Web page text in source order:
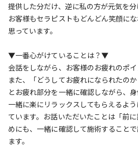
提供した分だけ、逆に私の方が元気を分
お客様もセラピストもどんどん笑顔に
思っています。
▼一番心がけていることは？▼
会話をしながら、お客様のお疲れのポイ
また、「どうしてお疲れになられたの
とお疲れ部分を一緒に確認しながら、
一緒に楽にリラックスしてもらえるよ
ています。お話いただいたことは「前
めにも、一緒に確認して施術すること
ます。